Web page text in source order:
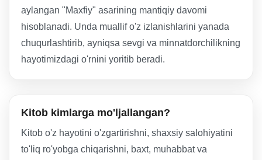
aylangan "Maxfiy" asarining mantiqiy davomi
hisoblanadi. Unda muallif o'z izlanishlarini yanada
chuqurlashtirib, ayniqsa sevgi va minnatdorchilikning
hayotimizdagi o'rnini yoritib beradi.
Kitob kimlarga mo'ljallangan?
Kitob o'z hayotini o'zgartirishni, shaxsiy salohiyatini
to'liq ro'yobga chiqarishni, baxt, muhabbat va